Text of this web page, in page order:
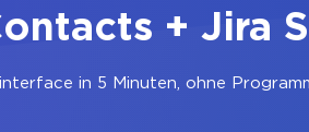
+ Jira
in 5 Minuten, ohne